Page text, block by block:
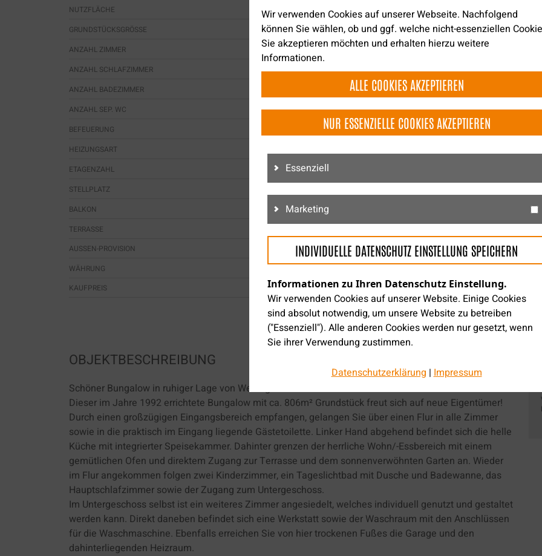
NUTZFLÄCHE 200 m²
GRUNDSTÜCKSGRÖSSE 806 m²
ANZAHL ZIMMER 4
ANZAHL SCHLAFZIMMER 2
ANZAHL BADEZIMMER
ANZAHL SEP. WC 1
BEFEUERUNG
HEIZUNGSART
ETAGENZAHL 1
STELLPLATZ
BALKON Nein
TERRASSE Ja
AUSSEN-PROVISION 3,57%
WÄHRUNG €
KAUFPREIS 399000.00 €
OBJEKTBESCHREIBUNG
Schöner Bungalow in ruhiger Lage von Wehingen – willkommen zu Hause!
Dieser im Jahre 1992 errichtete Bungalow mit ca. 806m² Grundstück freut sich auf neue Eigentümer!
Durch einen großzügigen Eingangsbereich empfangen, gelangen Sie über einen Flur in alle Zimmer
sowie in die praktisch im Eingang liegende Gästetoilette. Linker Hand abgehend befindet sich die helle
Küche mit integrierter Speisekammer. Dahinter grenzen der herrliche Wohn/-Essbereich mit einem
gemütlichen Ofen und direktem Zugang zur Terrasse und dem sonnenverwöhnten Garten an. Wieder
im Flur angekommen folgen zwei Kinderzimmer, ein Tageslichtbad mit Dusche und Badewanne, das
Hauptschlafzimmer sowie der Zugang zum Untergeschoss.
Im Untergeschoss selbst ist ein weiteres Zimmer angesiedelt, welches individuell genutzt und gestaltet
werden kann. Direkt daneben befindet sich eine Werkstatt sowie der Waschraum mit den Anschlüssen
für die Waschmaschine. Ebenfalls erreichen Sie von hier trockenen Fußes die Garage und den
dahinterliegenden Heizraum.
Wir verwenden Cookies auf unserer Webseite. Nachfolgend
können Sie wählen, ob und ggf. welche nicht-essenziellen
Sie akzeptieren möchten und erhalten hierzu weitere
Informationen.
ALLE COOKIES AKZEPTIEREN
NUR ESSENZIELLE COOKIES AKZEPTIEREN
Essenziell
Marketing
INDIVIDUELLE DATENSCHUTZ EINSTELLUNG SPEICHERN
Informationen zu Ihren Datenschutz Einstellung.
Wir verwenden Cookies auf unserer Website. Einige Cookies
sind absolut notwendig, um unsere Website zu betreiben
("Essenziell"). Alle anderen Cookies werden nur gesetzt, wenn
Sie ihrer Verwendung zustimmen.
Über die Auswahl bestimmter Cookies in den Akkordeon-
Elementen können Sie wählen, ob Sie "nur wesentliche Cookies
", "alle Cookies akzeptieren" oder "individuelle Datenschutz
Einstellung speichern" möchten.
Die Zustimmung zur Verwendung von nicht essentiellen
ist freiwillig. Sie können Ihre Einstellungen auch nachträglich
über die Schaltfläche "Datenschutz Einstellung" ändern, die Sie
im Fußbereich der Seite finden. Ergänzende Informationen
finden Sie in unseren Datenschutzbestimmungen.
Es besteht insbesondere das Risiko, dass Ihre Daten von US-
Behörden zu Kontroll- und Überwachungszwecken,
Datenschutzerklärung |Impressum